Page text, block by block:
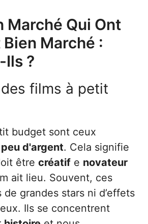
Marché Qui Ont
Marché :
Ils ?
films à petit
budget sont ceux
peu d'argent. Cela signifie
être créatif e novateur
ait lieu. Souvent, ces
de grandes stars ni d’effets
Ils se concentrent